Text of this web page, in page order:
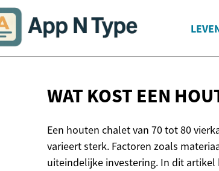
WAT KOST EEN
Een houten chalet van 70 tot 80
varieert sterk. Factoren zoals
uiteindelijke investering. In dit